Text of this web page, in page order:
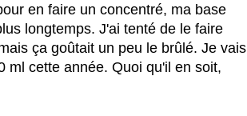
en faire un concentré, ma base
longtemps. J'ai tenté de le faire
ça goûtait un peu le brûlé. Je vais
ml cette année. Quoi qu'il en soit,